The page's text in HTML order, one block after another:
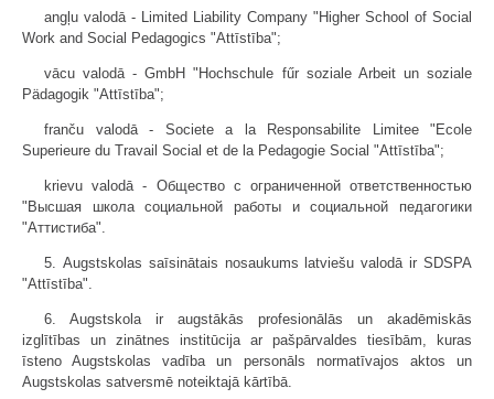
angļu valodā - Limited Liability Company "Higher School of Social
Work and Social Pedagogics "Attīstība";
vācu valodā - GmbH "Hochschule fűr soziale Arbeit un soziale
Pädagogik "Attīstība";
franču valodā - Societe a la Responsabilite Limitee "Ecole
Superieure du Travail Social et de la Pedagogie Social "Attīstība";
krievu valodā - Общество с ограниченной ответственностью
"Высшая школа социальной работы и социальной педагогики
"Aттистиба".
5. Augstskolas saīsinātais nosaukums latviešu valodā ir SDSPA
"Attīstība".
6. Augstskola ir augstākās profesionālās un akadēmiskās
izglītības un zinātnes institūcija ar pašpārvaldes tiesībām, kuras
īsteno Augstskolas vadība un personāls normatīvajos aktos un
Augstskolas satversmē noteiktajā kārtībā.